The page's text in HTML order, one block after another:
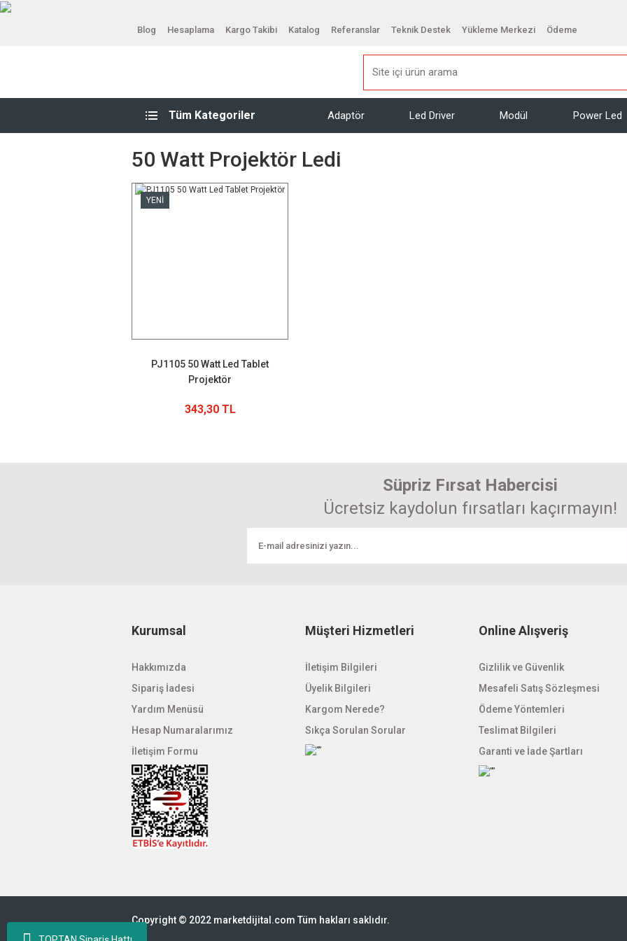
Blog Hesaplama Kargo Takibi Katalog Referanslar Teknik Destek Yükleme Merkezi Ödeme
Tüm Kategoriler Adaptör Led Driver Modül Power Led
50 Watt Projektör Ledi
YENİ
PJ1105 50 Watt Led Tablet
Projektör
343,30 TL
Süpriz Fırsat Habercisi
Ücretsiz kaydolun fırsatları kaçırmayın!
Kurumsal
Hakkımızda
Sipariş İadesi
Yardım Menüsü
Hesap Numaralarımız
İletişim Formu
Müşteri Hizmetleri
İletişim Bilgileri
Üyelik Bilgileri
Kargom Nerede?
Sıkça Sorulan Sorular
Online Alışveriş
Gizlilik ve Güvenlik
Mesafeli Satış Sözleşmesi
Ödeme Yöntemleri
Teslimat Bilgileri
Garanti ve İade Şartları
Copyright © 2022 marketdijital.com Tüm hakları saklıdır.